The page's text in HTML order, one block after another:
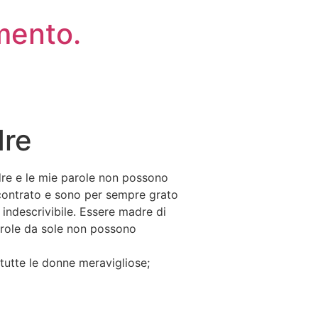
e le mie parole non possono
e sono per sempre grato
Essere madre di
da sole non possono
le donne meravigliose;